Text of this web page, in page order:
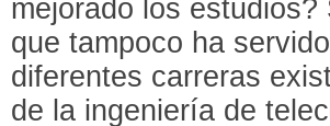
mejorado los
que tampoco ha
diferentes carreras
de la ingeniería de